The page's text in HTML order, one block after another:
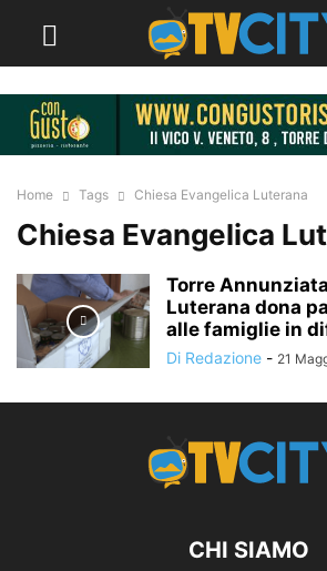
Home Tags Chiesa Evangelica Luterana
Chiesa Evangelica
Torre
Luterana dona
alle famiglie in
Di Redazione - 21
CHI SIAMO